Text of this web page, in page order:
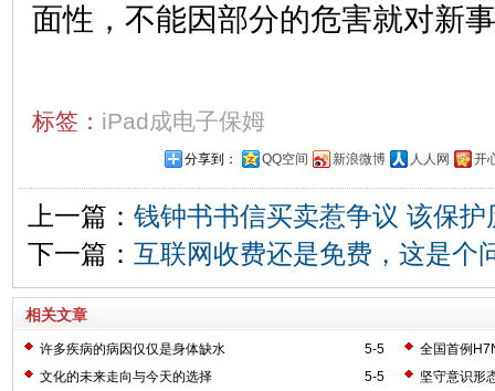
面性，不能因部分的危害就对新
标签： iPad成电子保姆
分享到： QQ空间 新浪微博 人人网 开
上一篇： 钱钟书书信买卖惹争议 该保
下一篇： 互联网收费还是免费，这是个
相关文章
5-5
许多疾病的病因仅仅是身体缺水
全国首例
5-5
文化的未来走向与今天的选择
坚守意识形